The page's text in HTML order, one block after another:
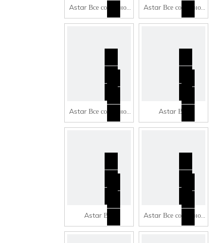
Astar Все составное
суп из нержавеющей
Astar Все составное
суп из нержавеющей
Astar Все составное
суп из нержавеющей
Astar Все
композитное суп из
Astar Все
композитное суп из
Astar Все составное
суп из нержавеющей